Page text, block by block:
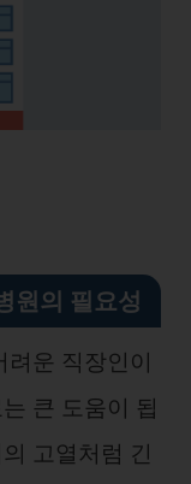
원의 필요성
려운 직장인이
큰 도움이 됩
고열처럼 긴